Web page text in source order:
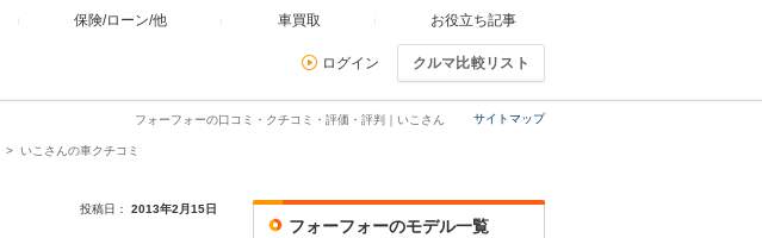
保険/ローン/他 車買取 お役立ち記事
ログイン クルマ比較リスト
サイトマップ
フォーフォーの口コミ・クチコミ・評価・評判｜いこさん
いこさんの車クチコミ
投稿日： 2013年2月15日
フォーフォーのモデル一覧